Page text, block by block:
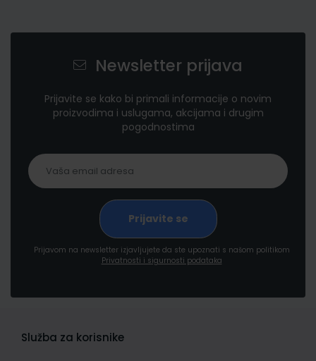
Newsletter prijava
Prijavite se kako bi primali informacije o novim
proizvodima i uslugama, akcijama i drugim
pogodnostima
Prijavom na newsletter izjavljujete da ste upoznati s našom politikom
Privatnosti i sigurnosti podataka
Služba za korisnike